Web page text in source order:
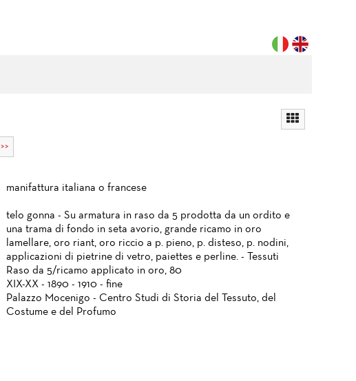
>>
manifattura italiana o francese
telo gonna - Su armatura in raso da 5 prodotta da un ordito e
una trama di fondo in seta avorio, grande ricamo in oro
lamellare, oro riant, oro riccio a p. pieno, p. disteso, p. nodini,
applicazioni di pietrine di vetro, paiettes e perline. - Tessuti
Raso da 5/ricamo applicato in oro, 80
XIX-XX - 1890 - 1910 - fine
Palazzo Mocenigo - Centro Studi di Storia del Tessuto, del
Costume e del Profumo